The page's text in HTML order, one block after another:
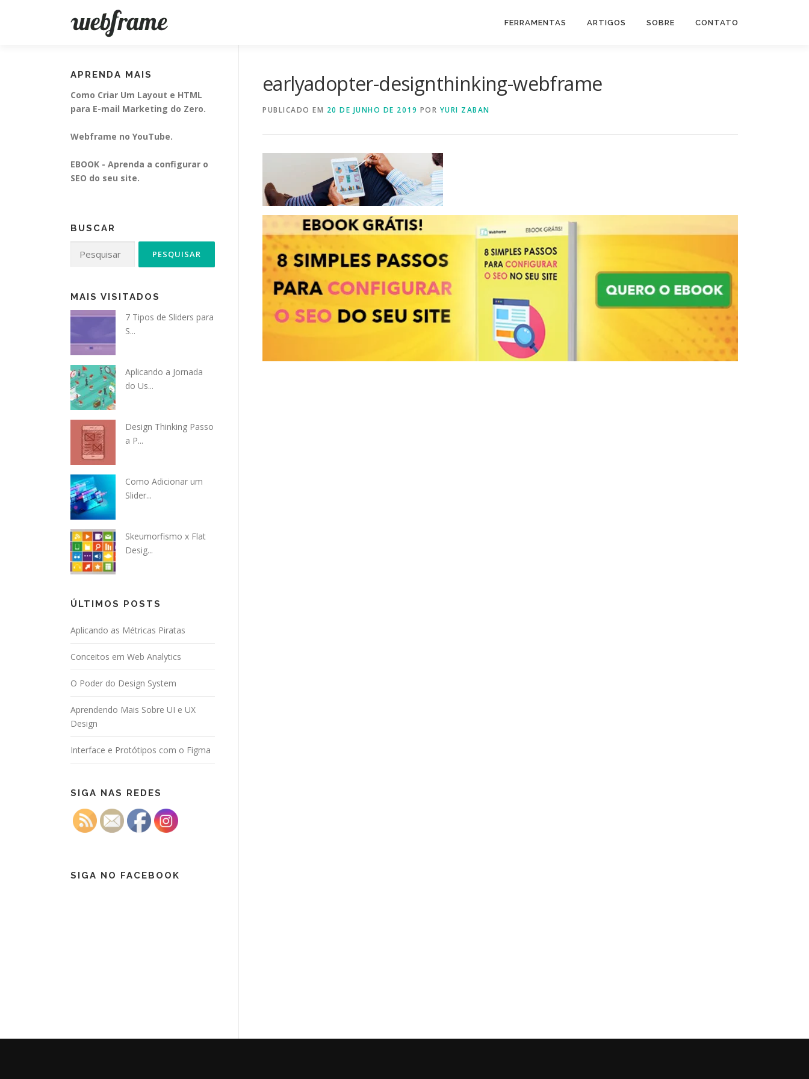
FERRAMENTAS ARTIGOS SOBRE CONTATO
earlyadopter-designthinking-webframe
PUBLICADO EM 20 DE JUNHO DE 2019 POR YURI ZABAN
APRENDA MAIS
Como Criar Um Layout e HTML
para E-mail Marketing do Zero.
Webframe no YouTube.
EBOOK - Aprenda a configurar o
SEO do seu site.
BUSCAR
por:
MAIS VISITADOS
7 Tipos de Sliders para
S...
Aplicando a Jornada
do Us...
Design Thinking Passo
a P...
Como Adicionar um
Slider...
Skeumorfismo x Flat
Desig...
ÚLTIMOS POSTS
Aplicando as Métricas Piratas
Conceitos em Web Analytics
O Poder do Design System
Aprendendo Mais Sobre UI e UX
Design
Interface e Protótipos com o Figma
SIGA NAS REDES
SIGA NO FACEBOOK